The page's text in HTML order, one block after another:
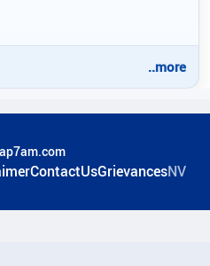
..more
ContactUsGrievancesNV